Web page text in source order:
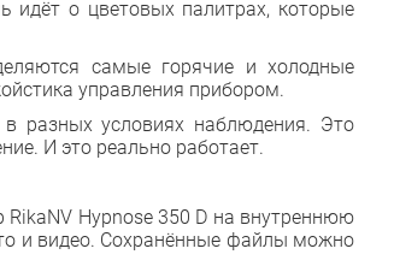
идёт о цветовых палитрах, которые
самые горячие и холодные
управления прибором.
разных условиях наблюдения. Это
И это реально работает.
Hypnose 350 D на внутреннюю
и видео. Сохранённые файлы можно